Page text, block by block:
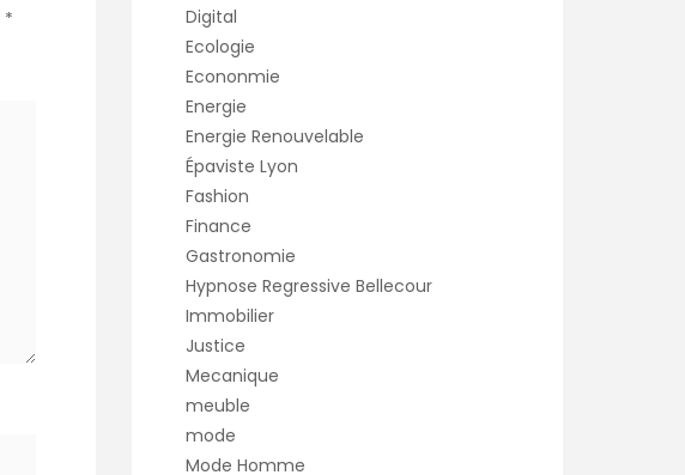
*
Digital
Ecologie
Econonmie
Energie
Energie Renouvelable
Épaviste Lyon
Fashion
Finance
Gastronomie
Hypnose Regressive Bellecour
Immobilier
Justice
Mecanique
meuble
mode
Mode Homme